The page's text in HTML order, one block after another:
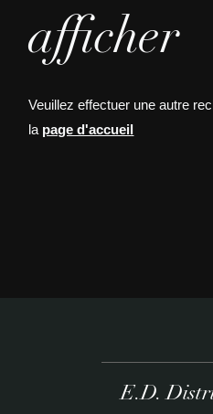
afficher
Veuillez effectuer une autre
la page d'accueil
E.D.